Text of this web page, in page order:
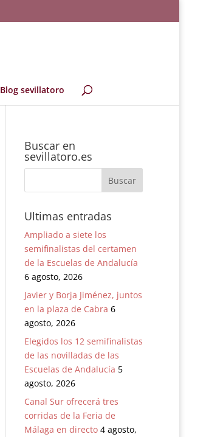
Blog sevillatoro
Buscar en
sevillatoro.es
Ultimas entradas
Ampliado a siete los
semifinalistas del certamen
de la Escuelas de Andalucía
6 agosto, 2026
Javier y Borja Jiménez, juntos
en la plaza de Cabra 6
agosto, 2026
Elegidos los 12 semifinalistas
de las novilladas de las
Escuelas de Andalucía 5
agosto, 2026
Canal Sur ofrecerá tres
corridas de la Feria de
Málaga en directo 4 agosto,